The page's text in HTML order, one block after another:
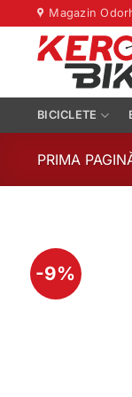
to
content
Magazin
BICICLETE
PRIMA
-9%